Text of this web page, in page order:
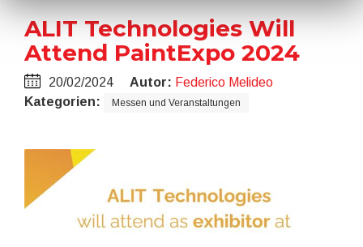
ALIT Technologies Will
Attend PaintExpo 2024
20/02/2024 Autor: Federico Melideo
Kategorien:
Messen und Veranstaltungen